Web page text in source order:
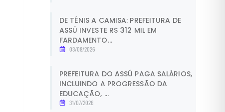
DE TÊNIS A CAMISA: PREFEITURA DE
ASSÚ INVESTE R$ 312 MIL EM
FARDAMENTO...
03/08/2026
PREFEITURA DO ASSÚ PAGA SALÁRIOS,
INCLUINDO A PROGRESSÃO DA
EDUCAÇÃO, ...
31/07/2026